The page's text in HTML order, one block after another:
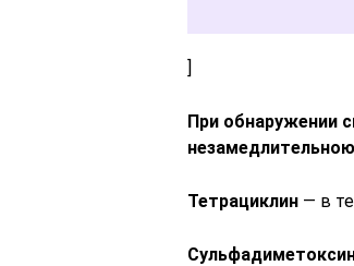
]
При обнаружении
Тетрациклин — в